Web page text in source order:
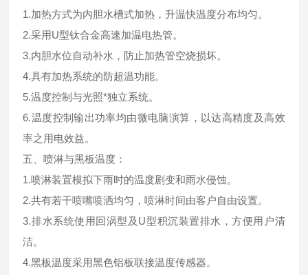
1.加热方式为内胆水槽式加热，升温快温度分布均匀。
2.采用U型钛合金高速加温电热管。
3.内胆水位自动补水，防止加热管空烧损坏。
4.具有加热系统的防超温功能。
5.温度控制与光照*独立系统。
6.温度控制输出功率均由微电脑演算，以达高精度及高效
率之用电效益。
五、喷淋与黑板温度：
1.喷淋装置模拟下雨时的温度剧变和雨水侵蚀。
2.共有若干喷嘴喷洒均匀，喷淋时间由客户自由设置。
3.排水系统使用回涡型及U型积沉装置排水，方便用户清
洁。
4.黑板温度采用黑色铝板联接温度传感器。